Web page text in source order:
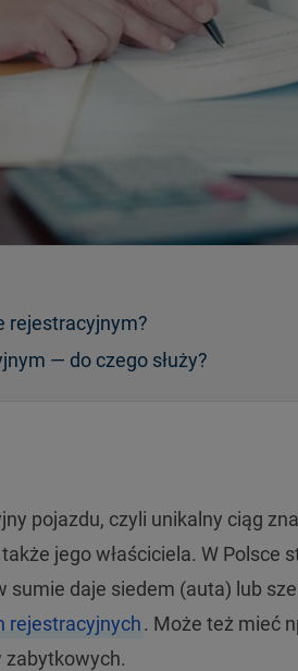
rejestracyjnym?
— do czego służy?
pojazdu, czyli unikalny ciąg
jego właściciela. W Polsce
sumie daje siedem (auta) lub
rejestracyjnych. Może też mieć
zabytkowych.